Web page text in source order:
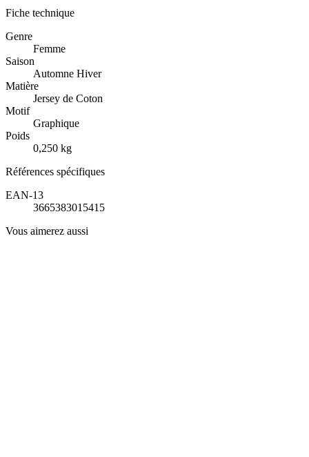
Fiche technique
Genre
Femme
Saison
Automne Hiver
Matière
Jersey de Coton
Motif
Graphique
Poids
0,250 kg
Références spécifiques
EAN-13
3665383015415
Vous aimerez aussi